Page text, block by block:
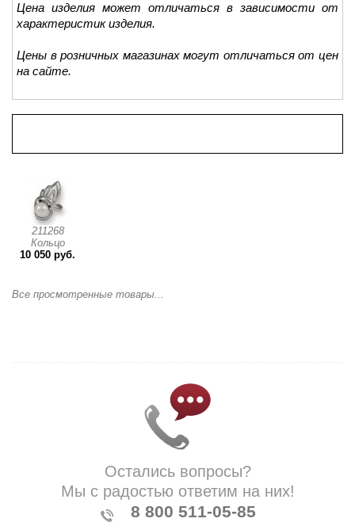
Цена изделия может отличаться в зависимости от
характеристик изделия.
Цены в розничных магазинах могут отличаться от цен
на сайте.
211268
Кольцо
10 050 руб.
Все просмотренные товары...
Остались вопросы?
Мы с радостью ответим на них!
8 800 511-05-85